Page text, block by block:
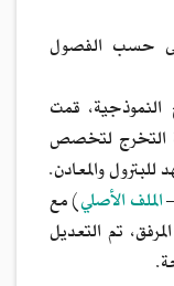
حسب الفصول
قمت
التخرج لتخصص
والمعادن.
–الملف الأصلي) مع
تم التعديل